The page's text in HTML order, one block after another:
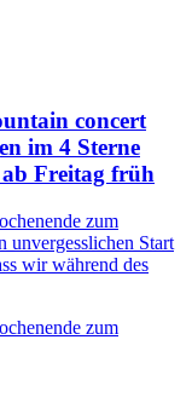
concert
im 4 Sterne
Freitag früh
zum
unvergesslichen Start
wir während des
zum